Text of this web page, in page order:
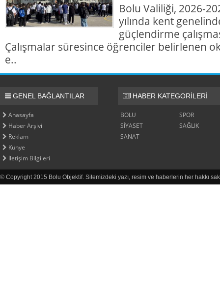
Bolu Valiliği, 2026-
yılında kent
güçlendirme
Çalışmalar süresince öğrenciler belirlenen
e..
GENEL BAĞLANTILAR
Anasayfa
Haber Arşivi
Reklam
Künye
İletişim Bilgileri
HABER KATEGORİLERİ
BOLU
SPOR
SİYASET
SAĞLIK
SANAT
© Copyright 2015 Bolu Objektif. Sitemizdeki yazı, resim ve haberlerin her hakkı